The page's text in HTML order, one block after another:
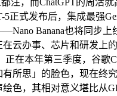
，而ChatGPT的周活就
5正式发布后，集成最强
Banana也将同步上
云办事、芯片和研发上
正在本年第三季度，谷歌
有所思」的脸色，现在终
色，其相对意义堪比从